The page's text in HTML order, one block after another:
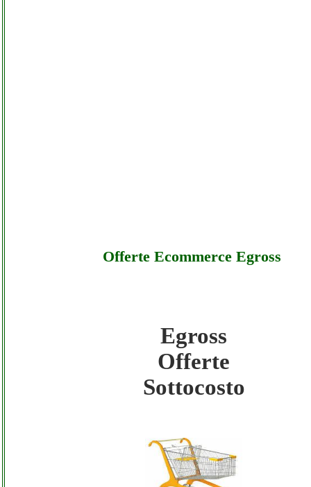
Offerte Ecommerce Egross
Egross - Offerte Ecommerce Egross -
Egross - Offerte Ecommerce Egross -
Egross - Offerte Ecommerce Egross -
Egross
Offerte
Sottocosto